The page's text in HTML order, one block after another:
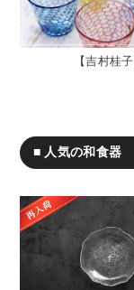
吉村桂子
■ 人気の和食器